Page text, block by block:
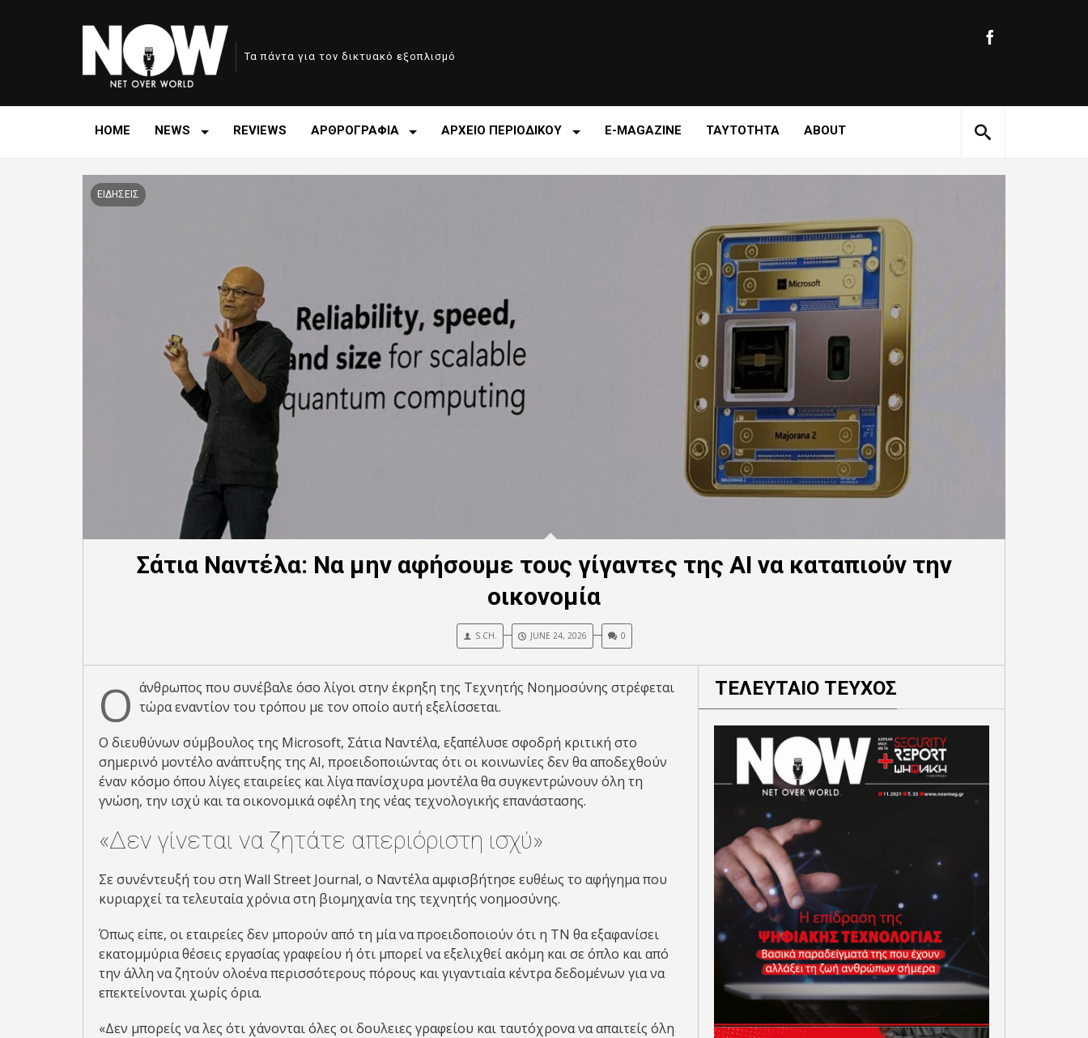
Τα πάντα για τον δικτυακό εξοπλισμό
HOME NEWS REVIEWS ΑΡΘΡΟΓΡΑΦΙΑ ΑΡΧΕΙΟ ΠΕΡΙΟΔΙΚΟΥ E-MAGAZINE ΤΑΥΤΟΤΗΤΑ ABOUT
ΕΙΔΗΣΕΙΣ
Σάτια Ναντέλα: Να μην αφήσουμε τους γίγαντες της AI να καταπιούν την
οικονομία
S.CH. JUNE 24, 2026 0
Ο άνθρωπος που συνέβαλε όσο λίγοι στην έκρηξη της Tεχνητής Nοημοσύνης στρέφεται
τώρα εναντίον του τρόπου με τον οποίο αυτή εξελίσσεται.
Ο διευθύνων σύμβουλος της Microsoft, Σάτια Ναντέλα, εξαπέλυσε σφοδρή κριτική στο
σημερινό μοντέλο ανάπτυξης της AI, προειδοποιώντας ότι οι κοινωνίες δεν θα αποδεχθούν
έναν κόσμο όπου λίγες εταιρείες και λίγα πανίσχυρα μοντέλα θα συγκεντρώνουν όλη τη
γνώση, την ισχύ και τα οικονομικά οφέλη της νέας τεχνολογικής επανάστασης.
«Δεν γίνεται να ζητάτε απεριόριστη ισχύ»
Σε συνέντευξή του στη Wall Street Journal, ο Ναντέλα αμφισβήτησε ευθέως το αφήγημα που
κυριαρχεί τα τελευταία χρόνια στη βιομηχανία της τεχνητής νοημοσύνης.
Όπως είπε, οι εταιρείες δεν μπορούν από τη μία να προειδοποιούν ότι η ΤΝ θα εξαφανίσει
εκατομμύρια θέσεις εργασίας γραφείου ή ότι μπορεί να εξελιχθεί ακόμη και σε όπλο και από
την άλλη να ζητούν ολοένα περισσότερους πόρους και γιγαντιαία κέντρα δεδομένων για να
επεκτείνονται χωρίς όρια.
«Δεν μπορείς να λες ότι χάνονται όλες οι δουλειες γραφείου και ταυτόχρονα να απαιτείς όλη
ΤΕΛΕΥΤΑΙΟ ΤΕΥΧΟΣ